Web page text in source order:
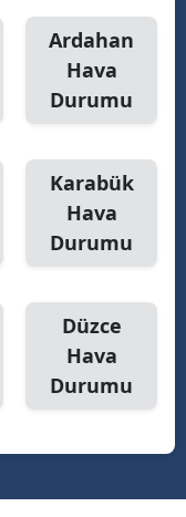
Ardahan
Hava
Durumu
Karabük
Hava
Durumu
Düzce
Hava
Durumu